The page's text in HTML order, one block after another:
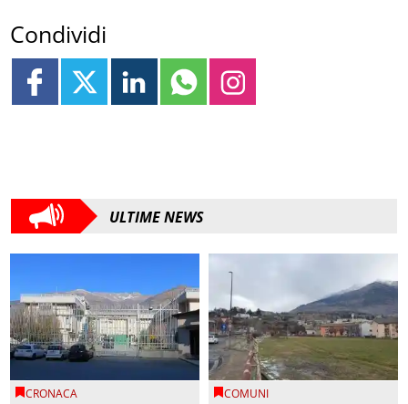
Condividi
ULTIME NEWS
CRONACA COMUNI